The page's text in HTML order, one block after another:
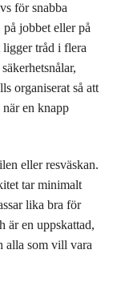
för snabba
jobbet eller på
ligger tråd i flera
organiserat så att
en knapp
eller resväskan.
tar minimalt
lika bra för
är en uppskattad,
alla som vill vara